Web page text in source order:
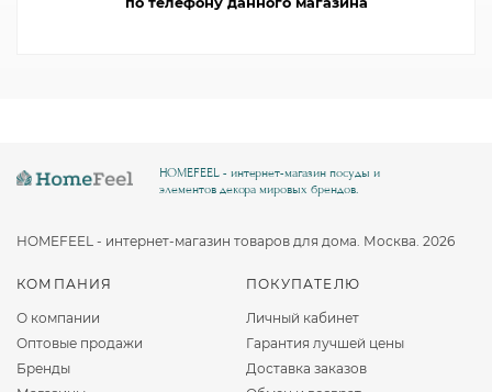
КОМПАНИЯ
О компании
Оптовые продажи
Бренды
ПОКУПАТЕЛЮ
Личный кабинет
Гарантия лучшей цены
Доставка заказов
HOMEFEEL - интернет-магазин посуды и
элементов декора мировых брендов.
HOMEFEEL - интернет-магазин товаров для дома. Москва. 2026